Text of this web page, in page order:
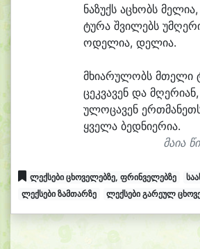
ნაზუქს აცხობს მელია,
ტურა შვილებს უმღე
ოდელია, დელია.
მხიარულობს მთელი
ცეკვავენ და მღერიან,
ულოცავენ ერთმა
ყველა ბედნიერია.
მაია
ლექსები ცხოველებზე, ფრინველებზე
ლექსები ზამთარზე
ლექსები გარეულ